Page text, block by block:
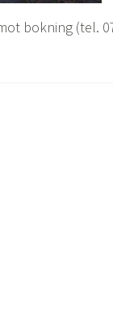
bokning (tel.